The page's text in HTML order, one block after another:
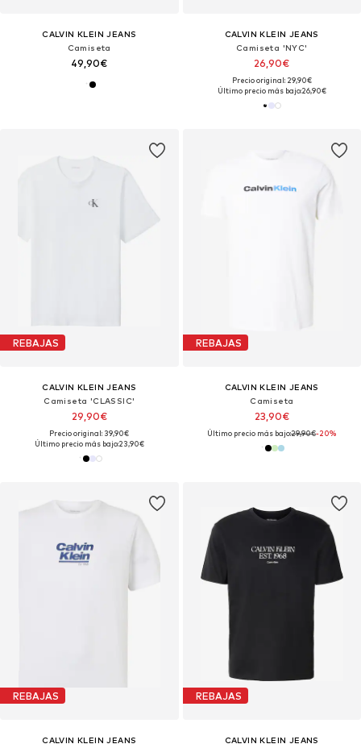
CALVIN KLEIN JEANS
Camiseta
49,90€
CALVIN KLEIN JEANS
Camiseta 'NYC'
26,90€
Precio original: 29,90€
Último precio más bajo:26,90€
REBAJAS
CALVIN KLEIN JEANS
Camiseta 'CLASSIC'
29,90€
Precio original: 39,90€
Último precio más bajo:23,90€
REBAJAS
CALVIN KLEIN JEANS
Camiseta
23,90€
Último precio más bajo:29,90€-20%
REBAJAS
CALVIN KLEIN JEANS
REBAJAS
CALVIN KLEIN JEANS